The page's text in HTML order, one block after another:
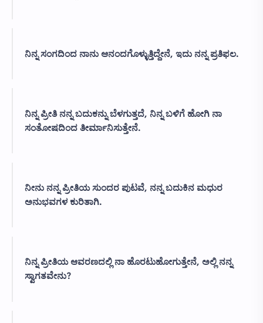
ನಿನ್ನ ಸಂಗದಿಂದ ನಾನು ಆನಂದಗೊಳ್ಳುತ್ತಿದ್ದೇನೆ, ಇದು ನನ್ನ ಪ್ರತಿಫಲ.
ನಿನ್ನ ಪ್ರೀತಿ ನನ್ನ ಬದುಕನ್ನು ಬೆಳಗುತ್ತದೆ, ನಿನ್ನ ಬಳಿಗೆ ಹೋಗಿ ನಾ
ಸಂತೋಷದಿಂದ ತೀರ್ಮಾನಿಸುತ್ತೇನೆ.
ನೀನು ನನ್ನ ಪ್ರೀತಿಯ ಸುಂದರ ಪುಟವೆ, ನನ್ನ ಬದುಕಿನ ಮಧುರ
ಅನುಭವಗಳ ಕುರಿತಾಗಿ.
ನಿನ್ನ ಪ್ರೀತಿಯ ಆವರಣದಲ್ಲಿ ನಾ ಹೊರಟುಹೋಗುತ್ತೇನೆ, ಅಲ್ಲಿ ನನ್ನ
ಸ್ವಾಗತವೇನು?